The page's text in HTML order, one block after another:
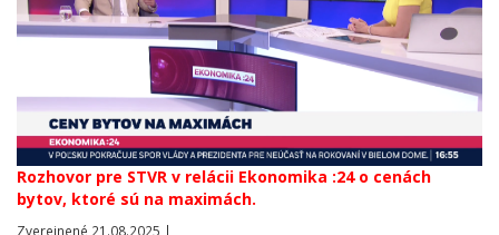
Rozhovor pre STVR v relácii Ekonomika :24 o cenách
bytov, ktoré sú na maximách.
Zverejnené 21.08.2025 |